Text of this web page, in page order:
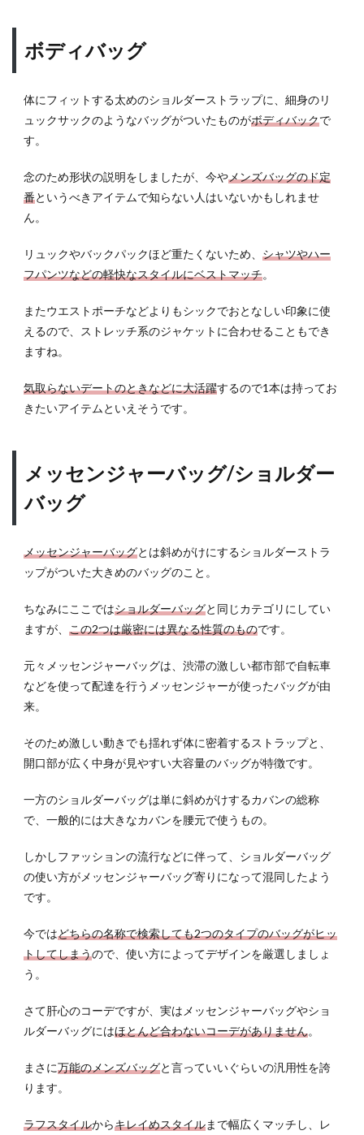
ボディバッグ
体にフィットする太めのショルダーストラップに、細身のリ
ュックサックのようなバッグがついたものがボディバックで
す。
念のため形状の説明をしましたが、今やメンズバッグのド定
番というべきアイテムで知らない人はいないかもしれませ
ん。
リュックやバックパックほど重たくないため、 シャツやハー
フパンツなどの軽快なスタイルにベストマッチ。
またウエストポーチなどよりもシックでおとなしい印象に使
えるので、ストレッチ系のジャケットに合わせることもでき
ますね。
気取らないデートのときなどに大活躍するので1本は持ってお
きたいアイテムといえそうです。
メッセンジャーバッグ/ショルダー
バッグ
メッセンジャーバッグとは斜めがけにするショルダーストラ
ップがついた大きめのバッグのこと。
ちなみにここではショルダーバッグと同じカテゴリにしてい
ますが、 この2つは厳密には異なる性質のものです。
元々メッセンジャーバッグは、渋滞の激しい都市部で自転車
などを使って配達を行うメッセンジャーが使ったバッグが由
来。
そのため激しい動きでも揺れず体に密着するストラップと、
開口部が広く中身が見やすい大容量のバッグが特徴です。
一方のショルダーバッグは単に斜めがけするカバンの総称
で、一般的には大きなカバンを腰元で使うもの。
しかしファッションの流行などに伴って、ショルダーバッグ
の使い方がメッセンジャーバッグ寄りになって混同したよう
です。
今ではどちらの名称で検索しても2つのタイプのバッグがヒッ
トしてしまうので、使い方によってデザインを厳選しましょ
う。
さて肝心のコーデですが、実はメッセンジャーバッグやショ
ルダーバッグにはほとんど合わないコーデがありません。
まさに万能のメンズバッグと言っていいぐらいの汎用性を誇
ります。
ラフスタイルからキレイめスタイルまで幅広くマッチし、レ